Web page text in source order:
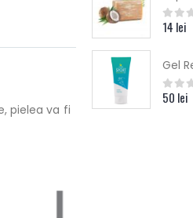
pielea va fi
0out
14 lei
Gel
0out
50 lei